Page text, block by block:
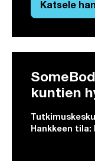
Katsele
kuntien
Hankkeen tila: